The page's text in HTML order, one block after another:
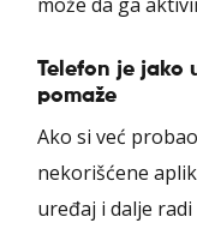
Telefon je jako
pomaže
Ako si već
nekorišćene
uređaj i dalje